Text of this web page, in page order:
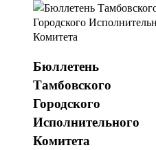
Бюллетень
Тамбовского
Городского
Исполнительного
Комитета